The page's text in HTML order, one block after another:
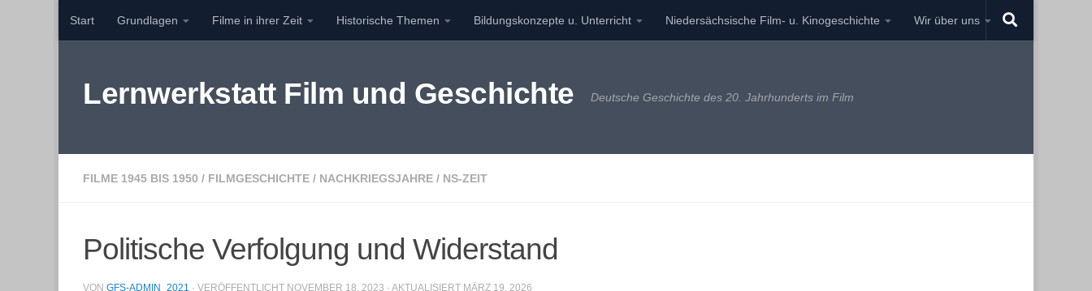
Zum Inhalt springen
Start Grundlagen Filme in ihrer Zeit Historische Themen Bildungskonzepte u. Unterricht Niedersächsische Film- u. Kinogeschichte Wir über uns
Lernwerkstatt Film und Geschichte Deutsche Geschichte des 20. Jahrhunderts im Film
FILME 1945 BIS 1950 / FILMGESCHICHTE / NACHKRIEGSJAHRE / NS-ZEIT
Politische Verfolgung und Widerstand
VON GFS-ADMIN_2021 · VERÖFFENTLICHT NOVEMBER 18, 2023 · AKTUALISIERT MÄRZ 19, 2026